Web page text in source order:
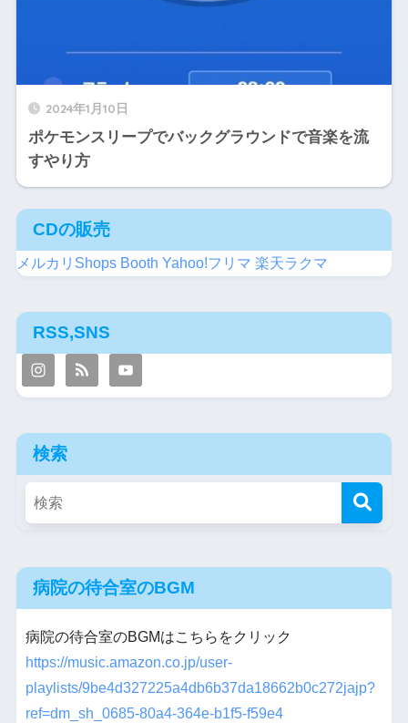
2024年1月10日
ポケモンスリープでバックグラウンドで音楽を流
すやり方
CDの販売
メルカリShops Booth Yahoo!フリマ 楽天ラクマ
RSS,SNS
検索
病院の待合室のBGM
病院の待合室のBGMはこちらをクリック
https://music.amazon.co.jp/user-
playlists/9be4d327225a4db6b37da18662b0c272jajp?
ref=dm_sh_0685-80a4-364e-b1f5-f59e4